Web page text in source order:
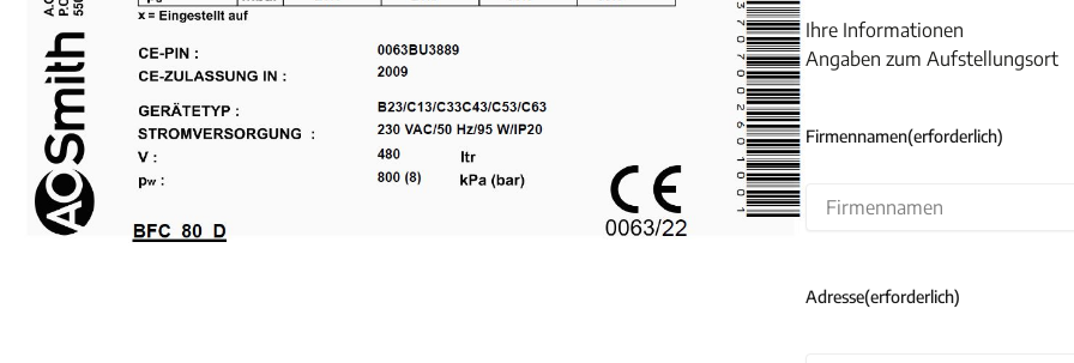
Schrägstrich
JJJJ
Ihre Informationen
Angaben zum Aufstellungsort
Firmennamen(erforderlich)
Adresse(erforderlich)